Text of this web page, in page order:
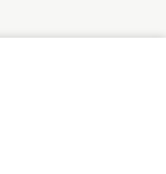
les dernières offres, les événements